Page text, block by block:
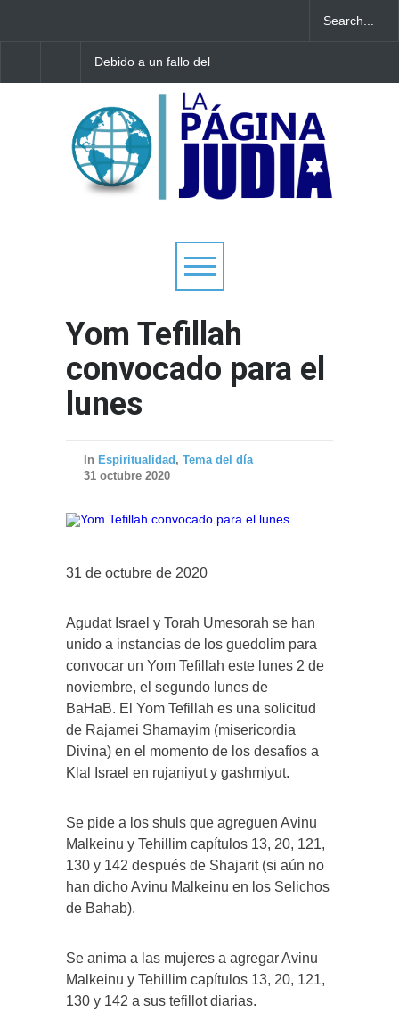
Debido a un fallo del
tribunales rabínicos se
enfrentan a un cierre a
partir del domingo
gubernamental
aterrizar en la niebla
Yom Tefillah
convocado para el
lunes
In Espiritualidad , Tema del día
31 octubre 2020
31 de octubre de 2020
Agudat Israel y Torah Umesorah se han
unido a instancias de los guedolim para
convocar un Yom Tefillah este lunes 2 de
noviembre, el segundo lunes de
BaHaB. El Yom Tefillah es una solicitud
de Rajamei Shamayim (misericordia
Divina) en el momento de los desafíos a
Klal Israel en rujaniyut y gashmiyut.
Se pide a los shuls que agreguen Avinu
Malkeinu y Tehillim capítulos 13, 20, 121,
130 y 142 después de Shajarit (si aún no
han dicho Avinu Malkeinu en los Selichos
de Bahab).
Se anima a las mujeres a agregar Avinu
Malkeinu y Tehillim capítulos 13, 20, 121,
130 y 142 a sus tefillot diarias.